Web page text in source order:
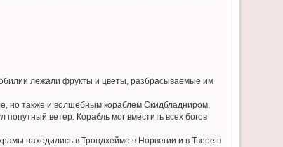
обилии лежали фрукты и цветы, разбрасываемые им
но также и волшебным кораблем Скидбладниром,
ветер. Корабль мог вместить всех богов
находились в Трондхейме в Норвегии и в Твере в